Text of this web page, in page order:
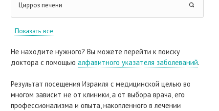
Цирроз печени
Показать все
Не находите нужного? Вы можете перейти к поиску
доктора с помощьюалфавитного указателя заболеваний.
Результат посещения Израиля с медицинской целью во
многом зависит не от клиники, а от выбора врача, его
профессионализма и опыта, накопленного в лечении